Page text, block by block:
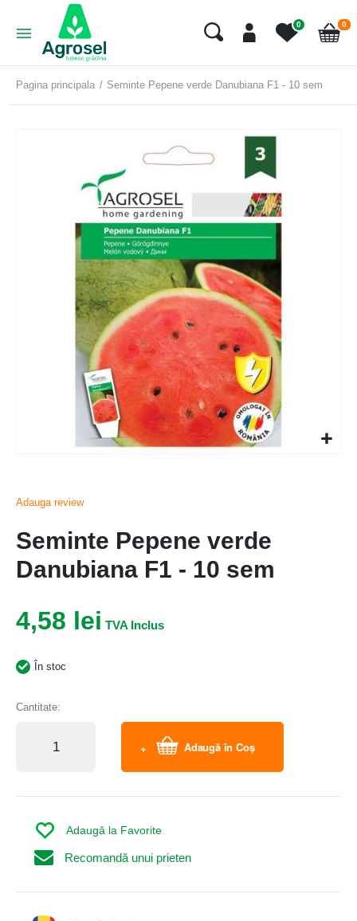
0
Cart
0
Pagina principala Seminte Pepene verde Danubiana F1 - 10 sem
Adauga review
Seminte Pepene verde
Danubiana F1 - 10 sem
4,58 lei
În stoc
Cantitate:
Adaugă în Coș
Recomandă unui prieten
Adaugă la Favorite